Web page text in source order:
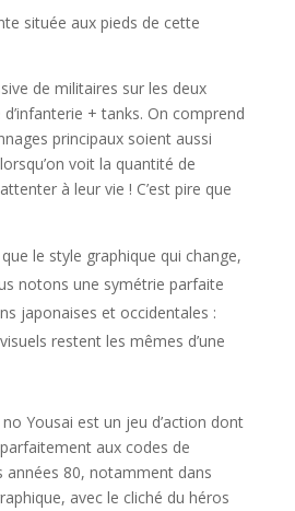
située aux pieds de cette
de militaires sur les deux
+ tanks. On comprend
principaux soient aussi
voit la quantité de
à leur vie ! C’est pire que
le style graphique qui change,
notons une symétrie parfaite
japonaises et occidentales :
restent les mêmes d’une
Yousai est un jeu d’action dont
aux codes de
années 80, notamment dans
avec le cliché du héros